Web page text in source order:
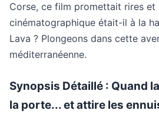
Corse, ce film promettait rires et
cinématographique était-il à la
Lava ? Plongeons dans cette
méditerranéenne.
Synopsis Détaillé : Quand
la porte... et attire les